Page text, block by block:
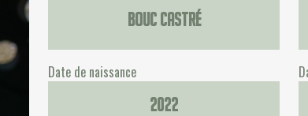
Bouc castré
Date de naissance
2022